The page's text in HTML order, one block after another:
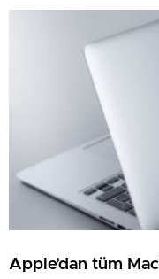
Apple’dan tüm